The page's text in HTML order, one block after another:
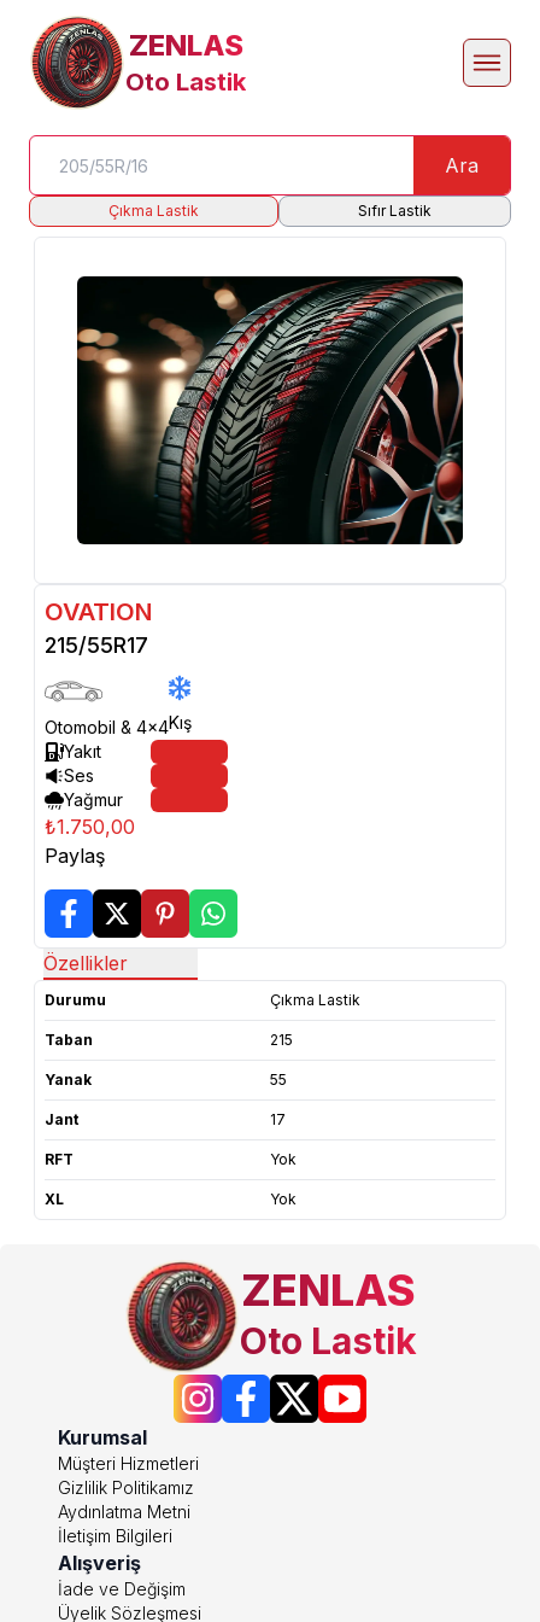
ZENLAS
Oto Lastik
Ara
Çıkma Lastik Sıfır Lastik
OVATION
215/55R17
Otomobil & 4x4Kış
Yakıt
Ses
Yağmur
₺1.750,00
Paylaş
Özellikler
Durumu Çıkma Lastik
Taban 215
Yanak 55
Jant 17
RFT Yok
XL Yok
ZENLAS
Oto Lastik
Kurumsal
Müşteri Hizmetleri
Gizlilik Politikamız
Aydınlatma Metni
İletişim Bilgileri
Alışveriş
İade ve Değişim
Üyelik Sözleşmesi